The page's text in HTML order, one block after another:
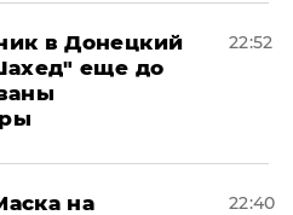
в Донецкий
еще до
22:52
на
22:40